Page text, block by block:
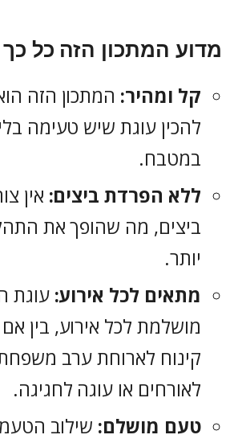
מדוע המתכון הזה כל
קל ומהיר: המתכון הזה
להכין עוגת שיש טעימה
במטבח.
ללא הפרדת ביצים: אין
ביצים, מה שהופך את
יותר.
מתאים לכל אירוע: עוגת
מושלמת לכל אירוע, בין
קינוח לארוחת ערב
לאורחים או עוגה לחגיגה.
טעם מושלם: שילוב